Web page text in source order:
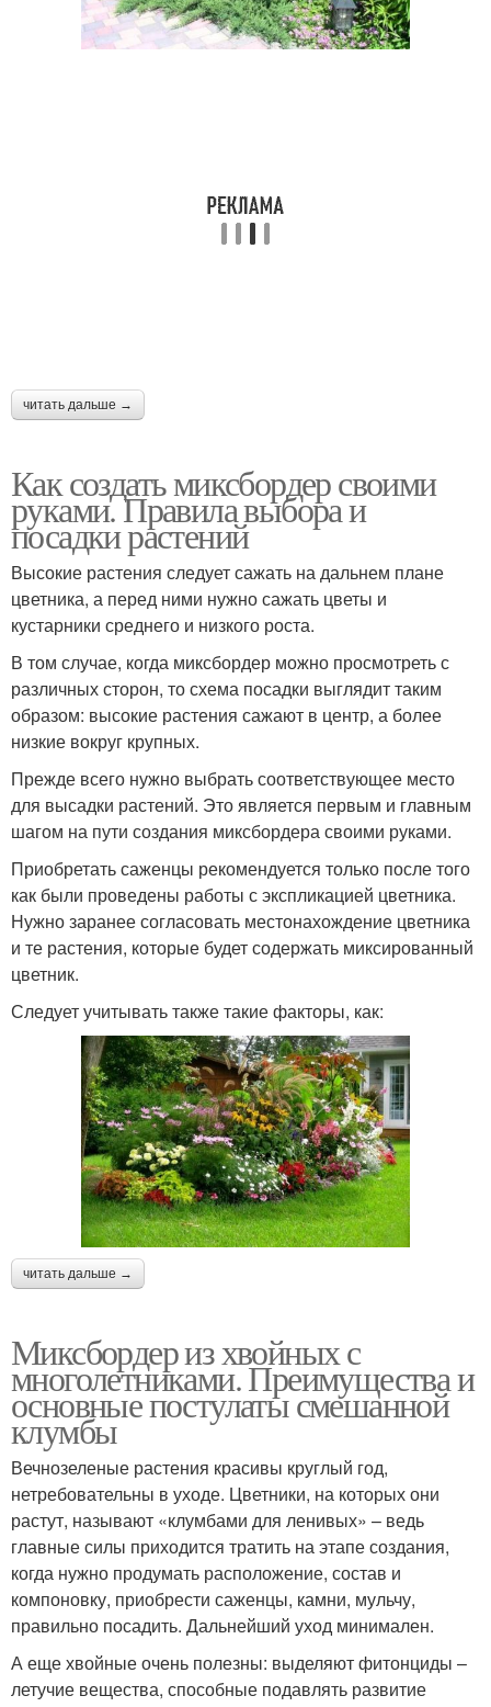
читать дальше →
Как создать миксбордер своими
руками. Правила выбора и
посадки растений
Высокие растения следует сажать на дальнем плане
цветника, а перед ними нужно сажать цветы и
кустарники среднего и низкого роста.
В том случае, когда миксбордер можно просмотреть с
различных сторон, то схема посадки выглядит таким
образом: высокие растения сажают в центр, а более
низкие вокруг крупных.
Прежде всего нужно выбрать соответствующее место
для высадки растений. Это является первым и главным
шагом на пути создания миксбордера своими руками.
Приобретать саженцы рекомендуется только после того
как были проведены работы с экспликацией цветника.
Нужно заранее согласовать местонахождение цветника
и те растения, которые будет содержать миксированный
цветник.
Следует учитывать также такие факторы, как:
читать дальше →
Миксбордер из хвойных с
многолетниками. Преимущества и
основные постулаты смешанной
клумбы
Вечнозеленые растения красивы круглый год,
нетребовательны в уходе. Цветники, на которых они
растут, называют «клумбами для ленивых» – ведь
главные силы приходится тратить на этапе создания,
когда нужно продумать расположение, состав и
компоновку, приобрести саженцы, камни, мульчу,
правильно посадить. Дальнейший уход минимален.
А еще хвойные очень полезны: выделяют фитонциды –
летучие вещества, способные подавлять развитие